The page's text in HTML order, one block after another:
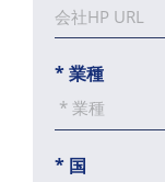
*業種
* 国